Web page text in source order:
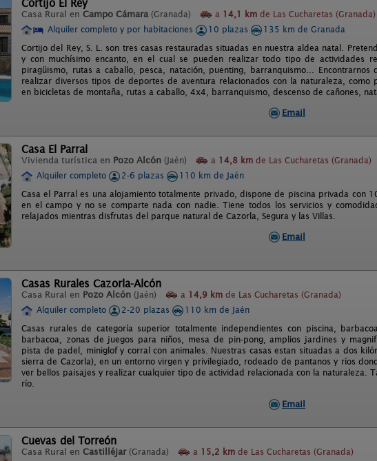
Cortijo El Rey
Casa Rural en Campo Cámara (Granada) a 14,1 km de Las Cucharetas (Granada)
Alquiler completo y por habitaciones
10 plazas
135 km de Granada
Cortijo del Rey, S. L. son tres casas restauradas situadas en nuestra aldea natal.
y con muchísimo encanto, en el cual se pueden realizar todo tipo de actividades
piragüismo, rutas a caballo, pesca, natación, puenting, barranquismo...
realizar diversos tipos de deportes de aventura relacionados con la naturaleza, como
en bicicletas de montaña, rutas a caballo, 4x4, barranquismo, descenso de cañones,
Email
Casa El Parral
Vivienda turística en Pozo Alcón (Jaén) a 14,8 km de Las Cucharetas (Granada)
Alquiler completo
2-6 plazas
110 km de Jaén
Casa el Parral es una alojamiento totalmente privado, dispone de piscina privada con
en el campo y no se comparte nada con nadie. Tiene todos los servicios y
relajados mientras disfrutas del parque natural de Cazorla, Segura y las Villas.
Email
Casas Rurales Cazorla-Alcón
Casa Rural en Pozo Alcón (Jaén) a 14,9 km de Las Cucharetas (Granada)
Alquiler completo
2-20 plazas
110 km de Jaén
Casas rurales de categoría superior totalmente independientes con piscina,
barbacoa, zonas de juegos para niños, mesa de pin-pong, amplios jardines y
pista de padel, miniglof y corral con animales. Nuestras casas estan situadas a dos
sierra de Cazorla), en un entorno virgen y privilegiado, rodeado de pantanos y ríos
ver bellos paisajes y realizar cualquier tipo de actividad relacionada con la naturaleza.
río.
Email
Cuevas del Torreón
Casa Rural en Castilléjar (Granada) a 15,2 km de Las Cucharetas (Granada)